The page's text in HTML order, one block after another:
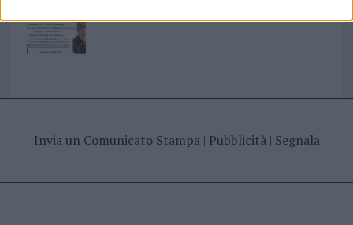
Invia un Comunicato Stampa| Pubblicità| Segnala